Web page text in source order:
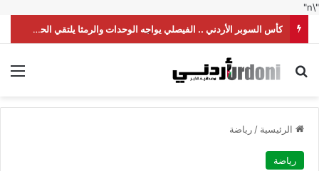
"\n"
كأس السوبر الأردني .. الفيصلي يواجه الوحدات والرمثا يلتقي الحسين
بحث عن
الرئيسية /رياضة
رياضة